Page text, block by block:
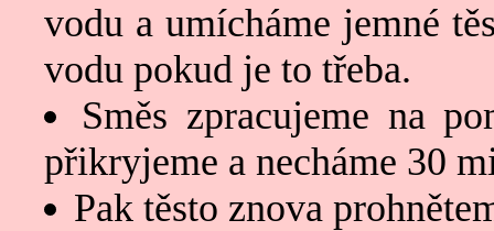
vodu a umícháme jemné
vodu pokud je to třeba.
Směs zpracujeme na
přikryjeme a necháme 30
Pak těsto znova